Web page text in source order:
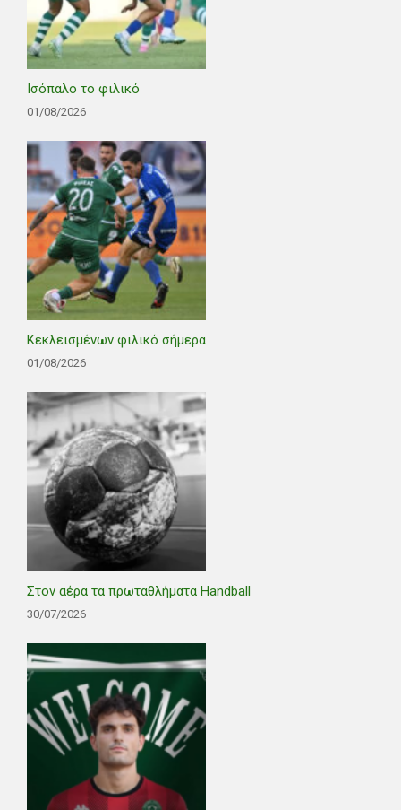
Ισόπαλο το φιλικό
01/08/2026
Κεκλεισμένων φιλικό σήμερα
01/08/2026
Στον αέρα τα πρωταθλήματα Handball
30/07/2026